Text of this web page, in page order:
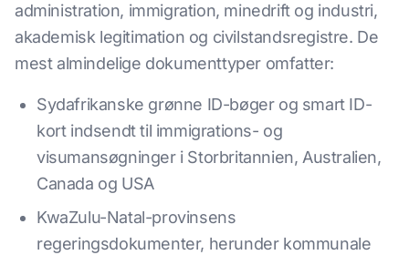
administration, immigration, minedrift og industri,
akademisk legitimation og civilstandsregistre. De
mest almindelige dokumenttyper omfatter:
Sydafrikanske grønne ID-bøger og smart ID-
kort indsendt til immigrations- og
visumansøgninger i Storbritannien, Australien,
Canada og USA
KwaZulu-Natal-provinsens
regeringsdokumenter, herunder kommunale